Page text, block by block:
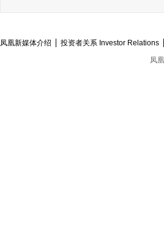
凤凰新媒体介绍 投资者关系 Investor Relations
凤